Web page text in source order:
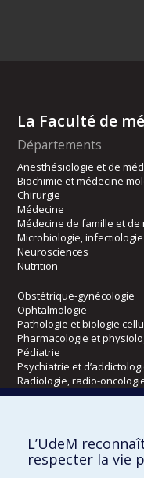
La Faculté de
Départements
Anesthésiologie et de
Biochimie et médecine
Chirurgie
Médecine
Médecine de famille et de
Microbiologie,
Neurosciences
Nutrition
Obstétrique-gynécologie
Ophtalmologie
Pathologie et biologie
Pharmacologie et
Pédiatrie
Psychiatrie et
Radiologie, radio-
Écoles
Kinésiologie et des
Orthophonie et audiologie
L’UdeM
respecter la vie